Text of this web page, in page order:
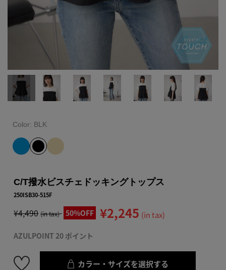
Color: BLK
C/T撥水ビスチェドッキングトップス
250ISB30-515F
¥4,490 (in tax) 50%OFF ¥2,245 (in tax)
AZULPOINT 20 ポイント
カラー・サイズを選択する